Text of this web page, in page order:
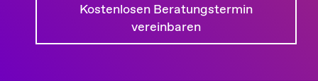
Kostenlosen Beratungstermin
vereinbaren